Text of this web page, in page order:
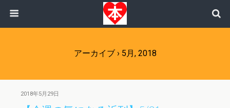
アーカイブ › 5月, 2018
2018年5月29日